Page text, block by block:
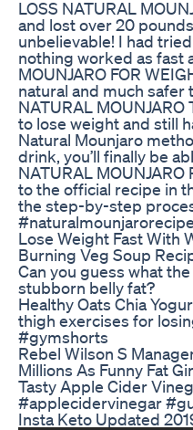
LOSS NATURAL
and lost over 20
unbelievable! I had
nothing worked as fast
MOUNJARO FOR
natural and much safer
NATURAL
to lose weight and still
Natural Mounjaro
drink, you’ll finally be
NATURAL MOUNJARO
to the official recipe in
the step-by-step
#naturalmounjarorecipe
Lose Weight Fast With
Burning Veg Soup
Can you guess what
stubborn belly fat?
Healthy Oats Chia
thigh exercises for
#gymshorts
Rebel Wilson S
Millions As Funny Fat
Tasty Apple Cider
#applecidervinegar
Insta Keto Updated